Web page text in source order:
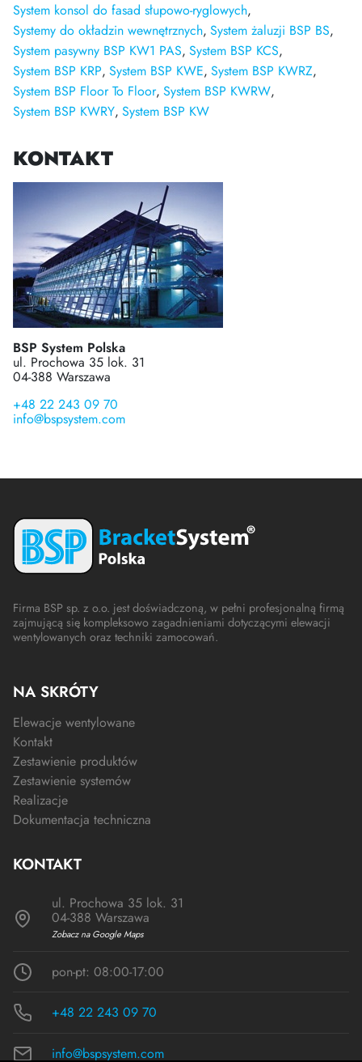
System konsol do fasad słupowo-ryglowych
Systemy do okładzin wewnętrznych System żaluzji BSP BS
System pasywny BSP KW1 PAS System BSP KCS
System BSP KRP System BSP KWE System BSP KWRZ
System BSP Floor To Floor System BSP KWRW
System BSP KWRY System BSP KW
KONTAKT
BSP System Polska
ul. Prochowa 35 lok. 31
04-388 Warszawa
+48 22 243 09 70
info@bspsystem.com
Firma BSP sp. z o.o. jest doświadczoną, w pełni profesjonalną firmą
zajmującą się kompleksowo zagadnieniami dotyczącymi elewacji
wentylowanych oraz techniki zamocowań.
NA SKRÓTY
Elewacje wentylowane
Kontakt
Zestawienie produktów
Zestawienie systemów
Realizacje
Dokumentacja techniczna
KONTAKT
ul. Prochowa 35 lok. 31
04-388 Warszawa
Zobacz na Google Maps
pon-pt: 08:00-17:00
+48 22 243 09 70
info@bspsystem.com